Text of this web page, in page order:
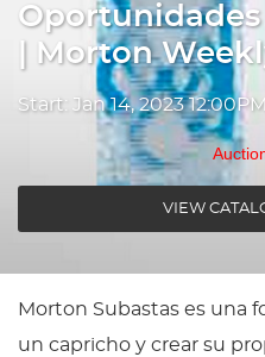
Oportunidades
| Morton
Start: Jan 14, 2023
VIEW
Morton Subastas es una
un capricho y crear su